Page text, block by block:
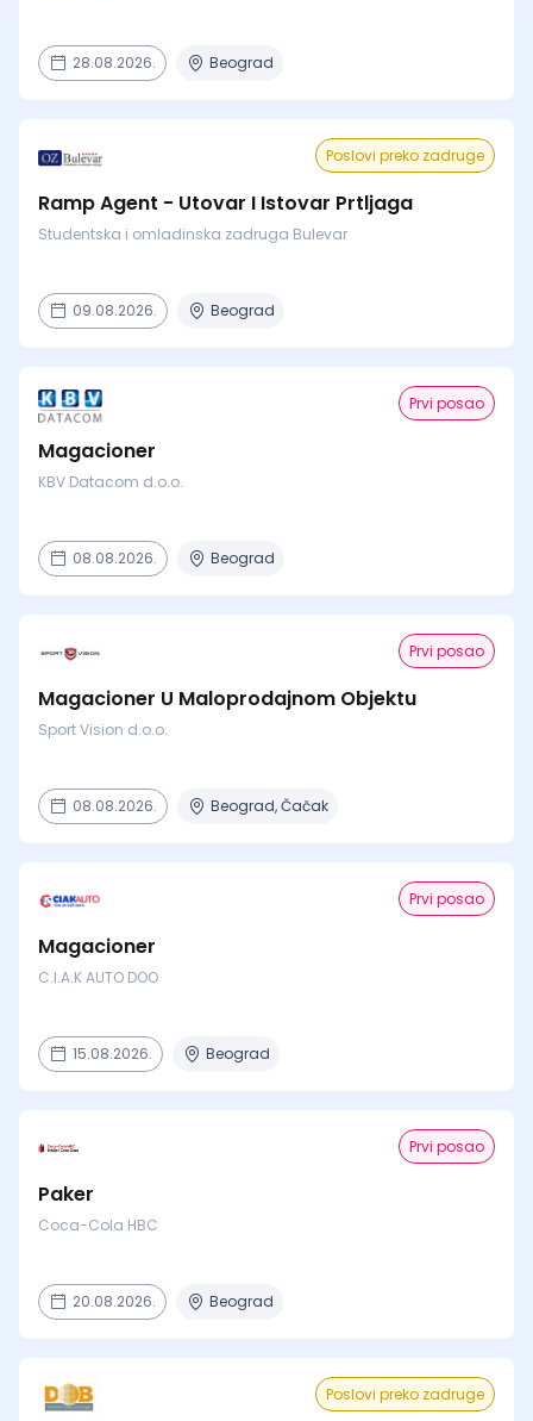
28.08.2026. Beograd
Poslovi preko zadruge
Ramp Agent - Utovar I Istovar Prtljaga
Studentska i omladinska zadruga Bulevar
09.08.2026. Beograd
Prvi posao
Magacioner
KBV Datacom d.o.o.
08.08.2026. Beograd
Prvi posao
Magacioner U Maloprodajnom Objektu
Sport Vision d.o.o.
08.08.2026. Beograd, Čačak
Prvi posao
Magacioner
C.I.A.K AUTO DOO
15.08.2026. Beograd
Prvi posao
Paker
Coca-Cola HBC
20.08.2026. Beograd
Poslovi preko zadruge